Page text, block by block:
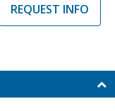
REQUEST INFO